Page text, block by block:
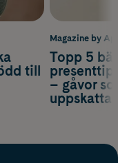
Magazine by
Topp 5
– gåvor
till